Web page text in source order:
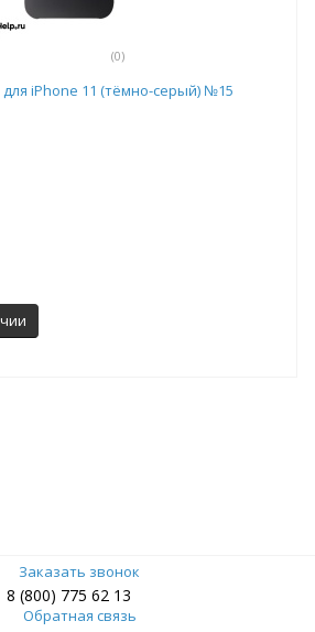
(0)
iPhone 11 (тёмно-серый) №15
Заказать звонок
8 (800) 775 62 13
Обратная связь